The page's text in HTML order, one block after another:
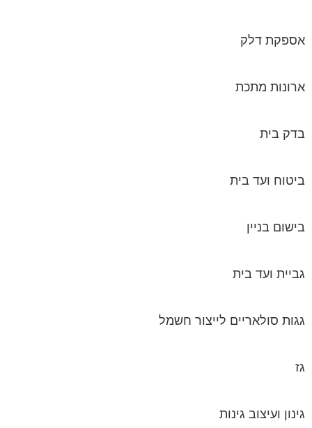
אספקת דלק
ארונות מתכת
בדק בית
ביטוח ועד בית
בישום בניין
גביית ועד בית
גגות סולאריים לייצור חשמל
גז
גינון ועיצוב גינות